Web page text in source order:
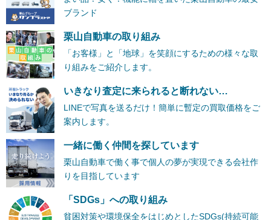
ブランド
栗山自動車の取り組み
「お客様」と「地球」を笑顔にするための様々な取
り組みをご紹介します。
いきなり査定に来られると断れない…
LINEで写真を送るだけ！簡単に暫定の買取価格をご
案内します。
一緒に働く仲間を探しています
栗山自動車で働く事で個人の夢が実現できる会社作
りを目指しています
「SDGs」への取り組み
貧困対策や環境保全をはじめとしたSDGs(持続可能